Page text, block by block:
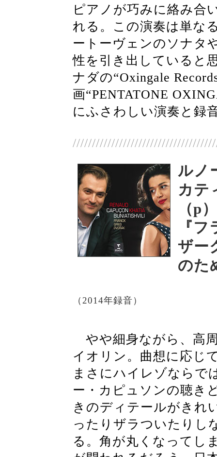
ピアノが巧みに絡み合
れる。この演奏は単な
ートーヴェンのソナタ
性を引き出していると
ナダの“Oxingale
画“PENTATONE
にふさわしい演奏と録
ルノ
カテ
（p）
『
ザー
のた
（2014年録音）
やや細身ながら、高
イオリン。曲想に応じ
まさにハイレゾならで
ー・カピュソンの聴き
きのディテールがきれ
ったりザラついたり
る。角が丸くなってし